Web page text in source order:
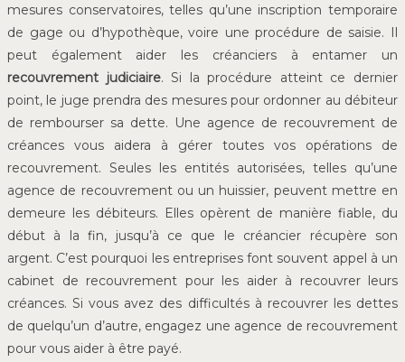
mesures conservatoires, telles qu’une inscription temporaire
de gage ou d’hypothèque, voire une procédure de saisie. Il
peut également aider les créanciers à entamer un
recouvrement judiciaire. Si la procédure atteint ce dernier
point, le juge prendra des mesures pour ordonner au débiteur
de rembourser sa dette. Une agence de recouvrement de
créances vous aidera à gérer toutes vos opérations de
recouvrement. Seules les entités autorisées, telles qu’une
agence de recouvrement ou un huissier, peuvent mettre en
demeure les débiteurs. Elles opèrent de manière fiable, du
début à la fin, jusqu’à ce que le créancier récupère son
argent. C’est pourquoi les entreprises font souvent appel à un
cabinet de recouvrement pour les aider à recouvrer leurs
créances. Si vous avez des difficultés à recouvrer les dettes
de quelqu’un d’autre, engagez une agence de recouvrement
pour vous aider à être payé.